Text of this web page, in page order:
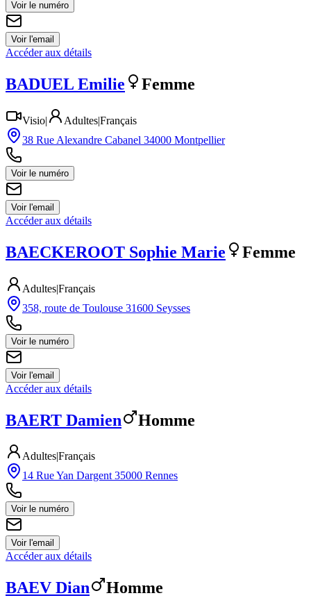
Voir le numéro
Voir l'email
Accéder aux détails
BADUEL Emilie Femme
Visio| Adultes|Français
38 Rue Alexandre Cabanel 34000 Montpellier
Voir le numéro
Voir l'email
Accéder aux détails
BAECKEROOT Sophie Marie Femme
Adultes|Français
358, route de Toulouse 31600 Seysses
Voir le numéro
Voir l'email
Accéder aux détails
BAERT Damien Homme
Adultes|Français
14 Rue Yan Dargent 35000 Rennes
Voir le numéro
Voir l'email
Accéder aux détails
BAEV Dian Homme